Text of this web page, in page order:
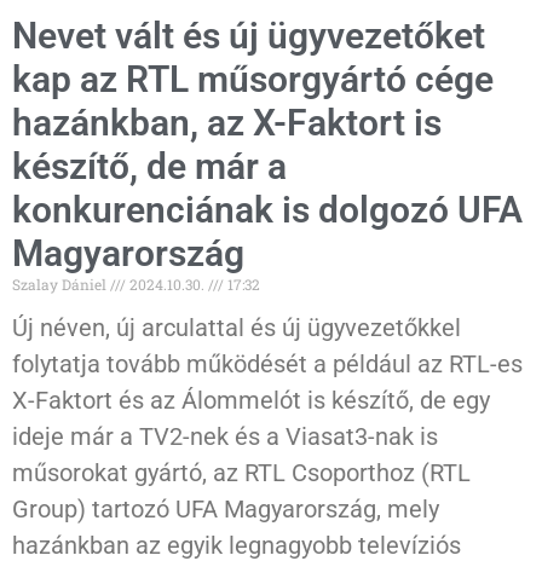
Nevet vált és új ügyvezetőket
kap az RTL műsorgyártó cége
hazánkban, az X-Faktort is
készítő, de már a
konkurenciának is dolgozó UFA
Magyarország
Szalay Dániel 2024.10.30. 17:32
Új néven, új arculattal és új ügyvezetőkkel
folytatja tovább működését a például az RTL-es
X-Faktort és az Álommelót is készítő, de egy
ideje már a TV2-nek és a Viasat3-nak is
műsorokat gyártó, az RTL Csoporthoz (RTL
Group) tartozó UFA Magyarország, mely
hazánkban az egyik legnagyobb televíziós